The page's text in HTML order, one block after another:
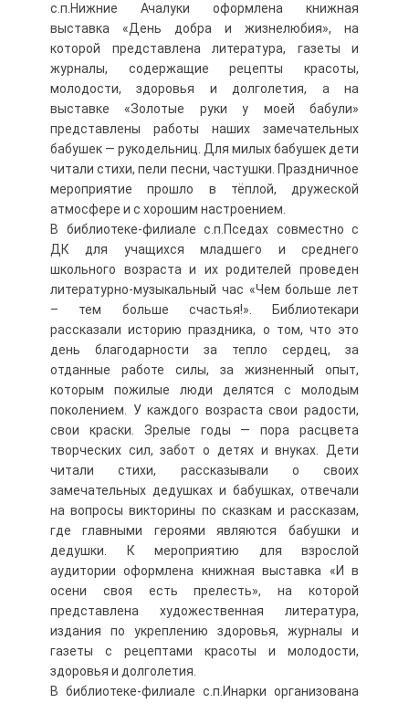
с.п.Нижние Ачалуки оформлена книжная
выставка «День добра и жизнелюбия», на
которой представлена литература, газеты и
журналы, содержащие рецепты красоты,
молодости, здоровья и долголетия, а на
выставке «Золотые руки у моей бабули»
представлены работы наших замечательных
бабушек — рукодельниц. Для милых бабушек дети
читали стихи, пели песни, частушки. Праздничное
мероприятие прошло в тёплой, дружеской
атмосфере и с хорошим настроением.
В библиотеке-филиале с.п.Пседах совместно с
ДК для учащихся младшего и среднего
школьного возраста и их родителей проведен
литературно-музыкальный час «Чем больше лет
– тем больше счастья!». Библиотекари
рассказали историю праздника, о том, что это
день благодарности за тепло сердец, за
отданные работе силы, за жизненный опыт,
которым пожилые люди делятся с молодым
поколением. У каждого возраста свои радости,
свои краски. Зрелые годы — пора расцвета
творческих сил, забот о детях и внуках. Дети
читали стихи, рассказывали о своих
замечательных дедушках и бабушках, отвечали
на вопросы викторины по сказкам и рассказам,
где главными героями являются бабушки и
дедушки. К мероприятию для взрослой
аудитории оформлена книжная выставка «И в
осени своя есть прелесть», на которой
представлена художественная литература,
издания по укреплению здоровья, журналы и
газеты с рецептами красоты и молодости,
здоровья и долголетия.
В библиотеке-филиале с.п.Инарки организована